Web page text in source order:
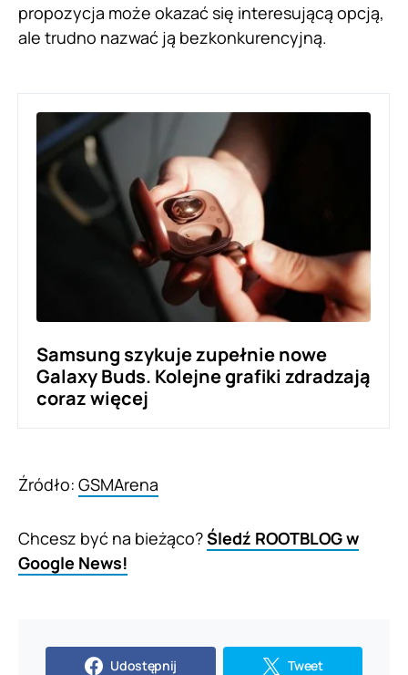
propozycja może okazać się interesującą opcją,
ale trudno nazwać ją bezkonkurencyjną.
Samsung szykuje zupełnie nowe
Galaxy Buds. Kolejne grafiki zdradzają
coraz więcej
Źródło: GSMArena
Chcesz być na bieżąco?Śledź ROOTBLOG w
Google News!
Udostępnij Tweet